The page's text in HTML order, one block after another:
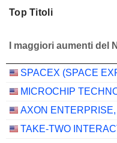
Top Titoli
I maggiori aumenti del
AXON ENTERPRISE,